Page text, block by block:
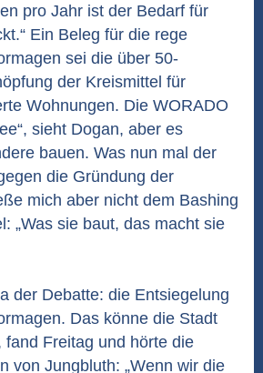
pro Jahr ist der Bedarf für
Ein Beleg für die rege
sei die über 50-
der Kreismittel für
Wohnungen. Die WORADO
sieht Dogan, aber es
bauen. Was nun mal der
die Gründung der
mich aber nicht dem Bashing
„Was sie baut, das macht sie
der Debatte: die Entsiegelung
Das könne die Stadt
fand Freitag und hörte die
von Jungbluth: „Wenn wir die